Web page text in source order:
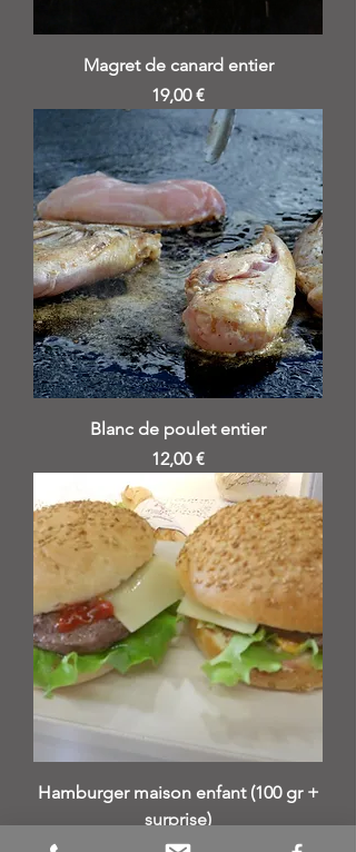
Magret de canard entier
Prix
19,00 €
Blanc de poulet entier
Prix
12,00 €
Hamburger maison enfant (100 gr +
surprise)
Prix